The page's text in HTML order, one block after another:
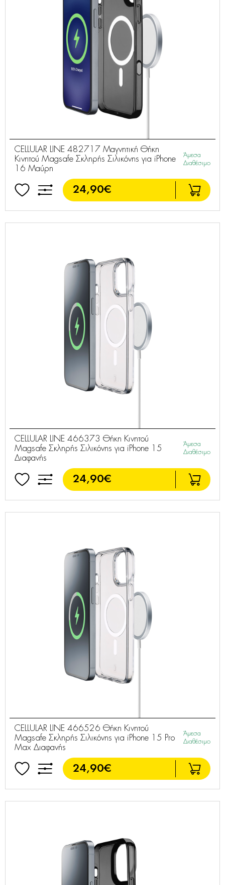
CELLULAR LINE 482717 Μαγνητική Θήκη
Κινητού Magsafe Σκληρής Σιλικόνης για iPhone
16 Μαύρη
Άμεσα
Διαθέσιμο
24,90€
CELLULAR LINE 466373 Θήκη Κινητού
Magsafe Σκληρής Σιλικόνης για iPhone 15
Διαφανής
Άμεσα
Διαθέσιμο
24,90€
CELLULAR LINE 466526 Θήκη Κινητού
Magsafe Σκληρής Σιλικόνης για iPhone 15 Pro
Max Διαφανής
Άμεσα
Διαθέσιμο
24,90€